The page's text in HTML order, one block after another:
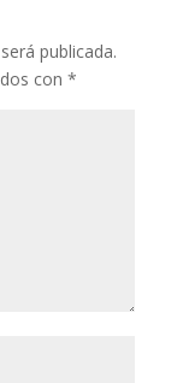
publicada.
con *